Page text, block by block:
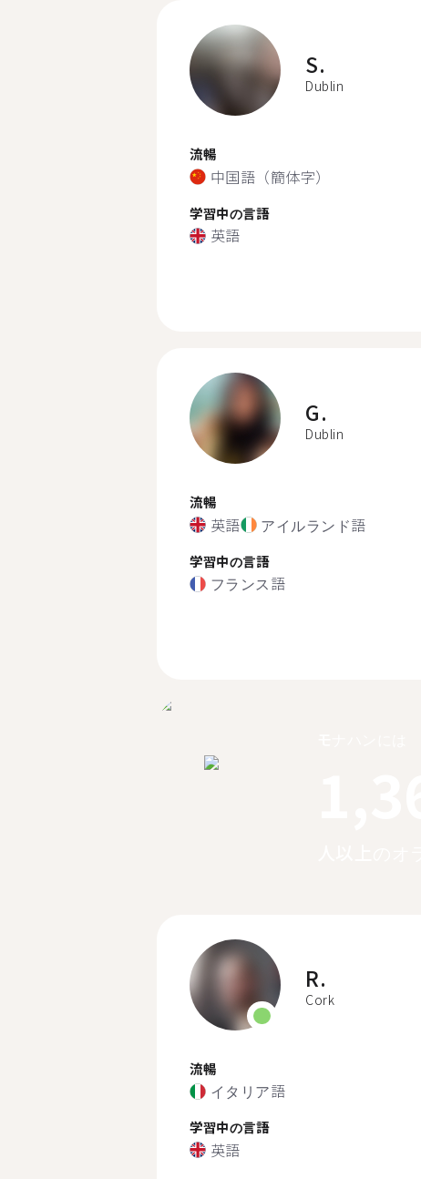
S.
Dublin
流暢
中国語（簡体字）
学習中の言語
英語
G.
Dublin
流暢
英語 アイルランド語
学習中の言語
フランス語
R.
Cork
流暢
イタリア語
学習中の言語
英語